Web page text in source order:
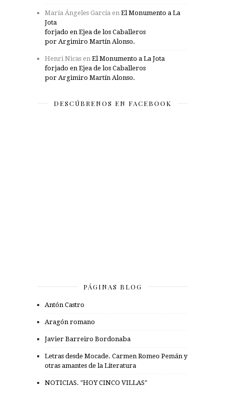
María Ángeles García en El Monumento a La
Jota
forjado en Ejea de los Caballeros
por Argimiro Martín Alonso.
Henri Nicas en El Monumento a La Jota
forjado en Ejea de los Caballeros
por Argimiro Martín Alonso.
DESCÚBRENOS EN FACEBOOK
PÁGINAS BLOG
Antón Castro
Aragón romano
Javier Barreiro Bordonaba
Letras desde Mocade. Carmen Romeo Pemán y
otras amantes de la Literatura
NOTICIAS. "HOY CINCO VILLAS"